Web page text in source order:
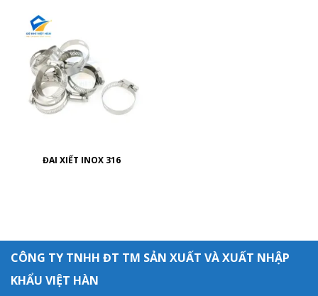
ĐAI XIẾT INOX 316
CÔNG TY TNHH ĐT TM SẢN XUẤT VÀ XUẤT NHẬP
KHẨU VIỆT HÀN